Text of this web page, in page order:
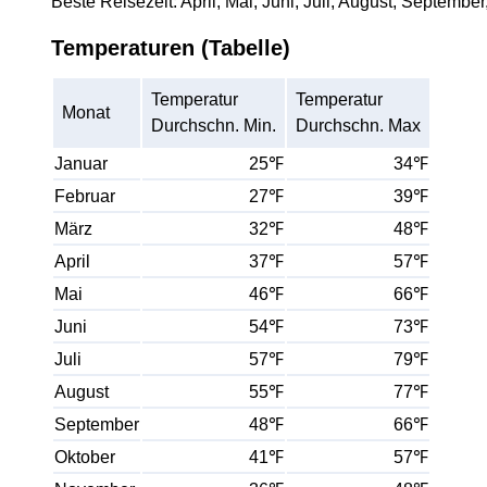
Temperaturen (Tabelle)
Monat
Temperatur
Durchschn. Min.
Temperatur
Durchschn. Max
Januar 25℉
34℉
Februar
27℉
39℉
März
32℉
48℉
April
37℉
57℉
Mai
46℉
66℉
Juni
54℉
73℉
Juli
57℉
79℉
August
55℉
77℉
September
48℉
66℉
Oktober
41℉
57℉